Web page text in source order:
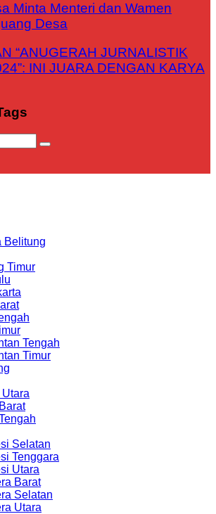
Minta Menteri dan Wamen
Desa
“ANUGERAH JURNALISTIK
INI JUARA DENGAN KARYA
Belitung
Timur
Tengah
Timur
Selatan
Tenggara
Utara
Barat
Selatan
Utara